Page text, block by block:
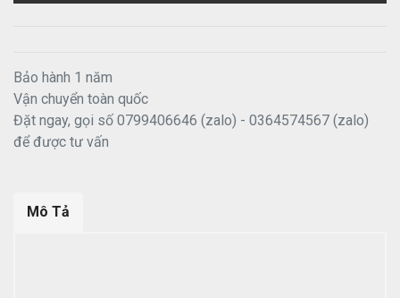
Bảo hành 1 năm
Vận chuyển toàn quốc
Đặt ngay, gọi số 0799406646 (zalo) - 0364574567 (zalo)
để được tư vấn
Mô Tả